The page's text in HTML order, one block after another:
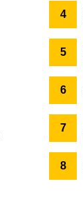
4
5
6
7
8